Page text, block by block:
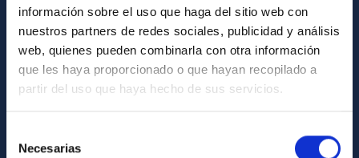
información sobre el uso que haga del sitio web con
nuestros partners de redes sociales, publicidad y análisis
web, quienes pueden combinarla con otra información
que les haya proporcionado o que hayan recopilado a
partir del uso que haya hecho de sus servicios.
Necesarias
Contacto
Cómo llegar al IAC
Directorio de personal
Biblioteca